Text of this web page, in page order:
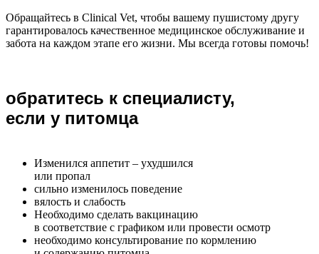
Обращайтесь в Clinical Vet, чтобы вашему пушистому другу
гарантировалось качественное медицинское обслуживание и
забота на каждом этапе его жизни. Мы всегда готовы помочь!
обратитесь к специалисту,
если у питомца
Изменился аппетит – ухудшился
или пропал
сильно изменилось поведение
вялость и слабость
Необходимо сделать вакцинацию
в соответствие с графиком или провести осмотр
необходимо консультирование по кормлению